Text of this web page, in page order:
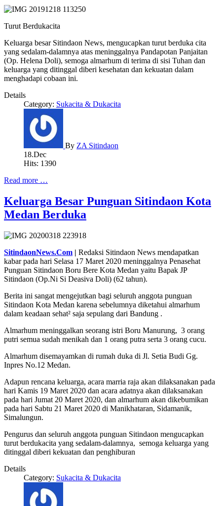
Turut Berdukacita
Keluarga besar Sitindaon News, mengucapkan turut berduka cita
yang sedalam-dalamnya atas meninggalnya Pandapotan Panjaitan
(Op. Helena Doli), semoga almarhum di terima di sisi Tuhan dan
keluarga yang ditinggal diberi kesehatan dan kekuatan dalam
menghadapi cobaan ini.
Details
Category: Sukacita & Dukacita
By ZA Sitindaon
18.Dec
Hits: 1390
Read more …
Keluarga Besar Punguan Sitindaon Kota
Medan Berduka
SitindaonNews.Com | Redaksi Sitindaon News mendapatkan
kabar pada hari Selasa 17 Maret 2020 meninggalnya Penasehat
Punguan Sitindaon Boru Bere Kota Medan yaitu Bapak JP
Sitindaon (Op.Ni Si Deasiva Doli) (62 tahun).
Berita ini sangat mengejutkan bagi seluruh anggota punguan
Sitindaon Kota Medan karena sebelumnya diketahui almarhum
dalam keadaan sehat² saja sepulang dari Bandung .
Almarhum meninggalkan seorang istri Boru Manurung, 3 orang
putri semua sudah menikah dan 1 orang putra serta 3 orang cucu.
Almarhum disemayamkan di rumah duka di Jl. Setia Budi Gg.
Inpres No.12 Medan.
Adapun rencana keluarga, acara marria raja akan dilaksanakan pada
hari Kamis 19 Maret 2020 dan acara adatnya akan dilaksanakan
pada hari Jumat 20 Maret 2020, dan almarhum akan dikebumikan
pada hari Sabtu 21 Maret 2020 di Manikhataran, Sidamanik,
Simalungun.
Pengurus dan seluruh anggota punguan Sitindaon mengucapkan
turut berdukacita yang sedalam-dalamnya, semoga keluarga yang
ditinggal diberi kekuatan dan penghiburan
Details
Category: Sukacita & Dukacita